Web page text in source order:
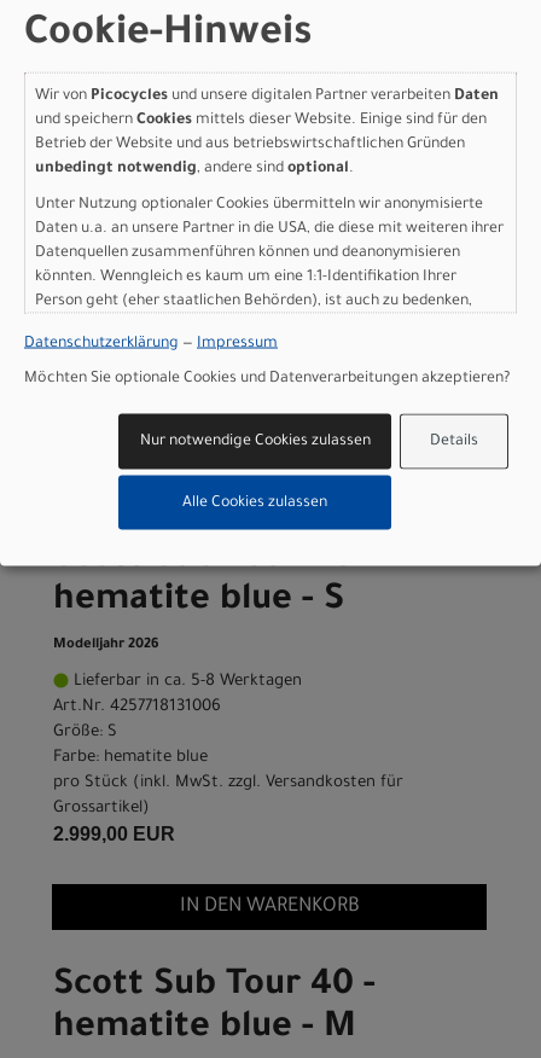
Batterie: PowerTube 540Wh
Batteriekapazität: 540 Wh
Display: Bosch Purion 200
Gewicht: 28,1 kg
Zulässiges Gesamtgewicht: 160 kg
Marke SCOTT: Scott Sports AG Niederlassung Deutschland
Gutenbergstrasse 27
85748 Garching-­Hochbrück
scott­de@scott­sports.de
Varianten
Scott Sub Tour 40 -
hematite blue - S
Modelljahr 2026
Lieferbar in ca. 5-8 Werktagen
Art.Nr. 4257718131006
Größe: S
Farbe: hematite blue
pro Stück (inkl. MwSt. zzgl. Versandkosten für
Grossartikel)
2.999,00 EUR
IN DEN WARENKORB
Scott Sub Tour 40 -
hematite blue - M
Cookie-Hinweis
Wir von Picocycles und unsere digitalen Partner verarbeiten Daten
und speichern Cookies mittels dieser Website. Einige sind für den
Betrieb der Website und aus betriebswirtschaftlichen Gründen
unbedingt notwendig, andere sind optional.
Unter Nutzung optionaler Cookies übermitteln wir anonymisierte
Daten u.a. an unsere Partner in die USA, die diese mit weiteren ihrer
Datenquellen zusammenführen können und deanonymisieren
könnten. Wenngleich es kaum um eine 1:1-Identifikation Ihrer
Person geht (eher staatlichen Behörden), ist auch zu bedenken,
sind wie bei uns in der Europäischen Union.
Datenschutzerklärung — Impressum
Möchten Sie optionale Cookies und Datenverarbeitungen akzeptieren?
Details
Nur notwendige Cookies zulassen
Alle Cookies zulassen